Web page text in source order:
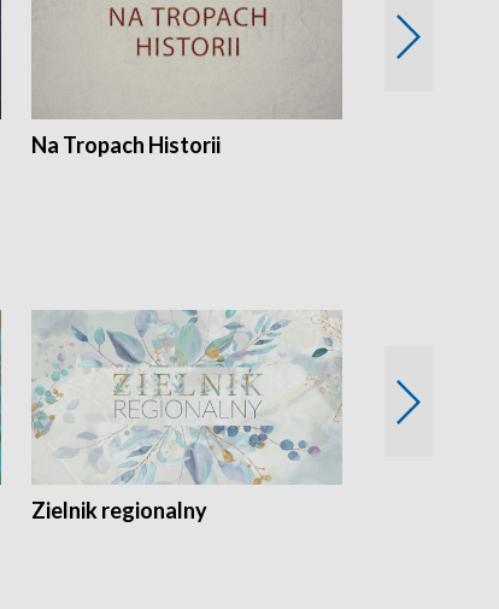
Na Tropach Historii
Zielnik regionalny